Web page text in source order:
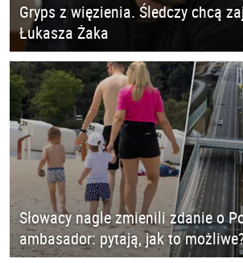
Gryps z więzienia. Śledczy chcą
Łukasza Żaka
Słowacy nagle zmienili zdanie o
ambasador: pytają, jak to